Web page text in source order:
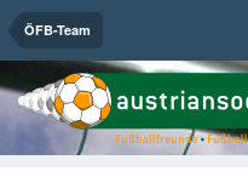
ÖFB-Team